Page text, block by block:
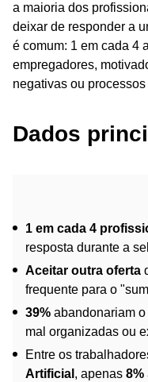
a maioria dos
deixar de responder a
é comum: 1 em cada 4
empregadores,
negativas ou
Dados
1 em cada 4
resposta durante a
Aceitar outra oferta
frequente para o
39% abandonariam
mal organizadas ou
Entre os
Artificial , apenas 8%